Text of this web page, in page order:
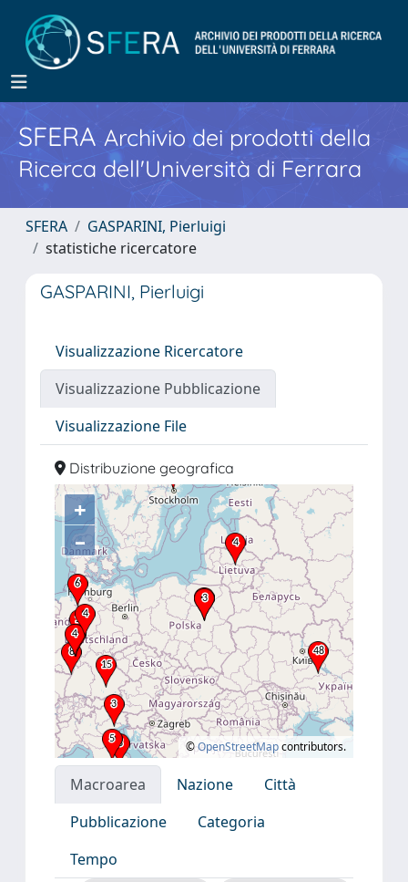
SFERA Archivio dei prodotti della
Ricerca dell'Università di Ferrara
SFERA
GASPARINI, Pierluigi
statistiche ricercatore
GASPARINI, Pierluigi
Visualizzazione Ricercatore
Visualizzazione Pubblicazione
Visualizzazione File
Distribuzione geografica
+
–
©OpenStreetMapcontributors.
Macroarea Nazione
Città
Pubblicazione
Categoria
Tempo